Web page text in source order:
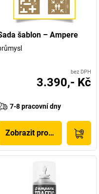
šablon – Ampere
bez DPH
3.390,- Kč
7-8 pracovní dny
Zobrazit produkt